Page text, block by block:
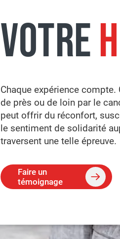
VOTRE
Chaque expérience compte.
de près ou de loin par le
peut offrir du réconfort,
le sentiment de solidarité
traversent une telle épreuve.
Faire un
témoignage